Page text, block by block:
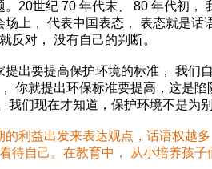
世纪 70 年代末、 80 年代初，
上， 代表中国表态， 表态就是话
反对， 没有自己的判断。
要提高保护环境的标准， 我们
你就提出环保标准要提高，这是
们现在才知道，保护环境不是为
的利益出发来表达观点，话语权越
待自己。在教育中， 从小培养孩